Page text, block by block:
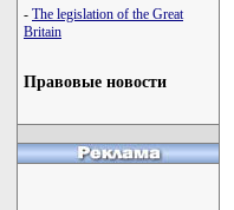
- The legislation of the Great
Britain
Правовые новости